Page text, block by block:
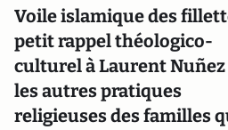
Voile islamique des
petit rappel théologico-
culturel à Laurent
les autres pratiques
religieuses des familles